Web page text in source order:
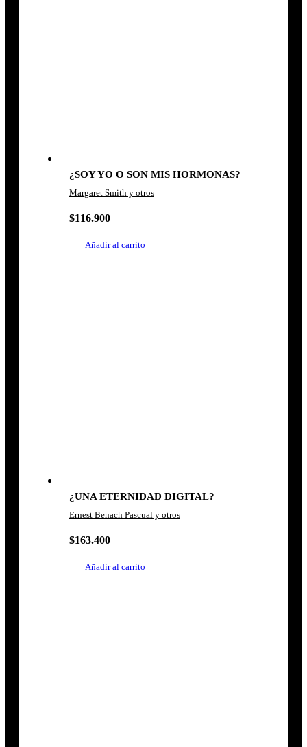
¿SOY YO O SON MIS HORMONAS?
Margaret Smith y otros
$116.900
Añadir al carrito
¿UNA ETERNIDAD DIGITAL?
Ernest Benach Pascual y otros
$163.400
Añadir al carrito